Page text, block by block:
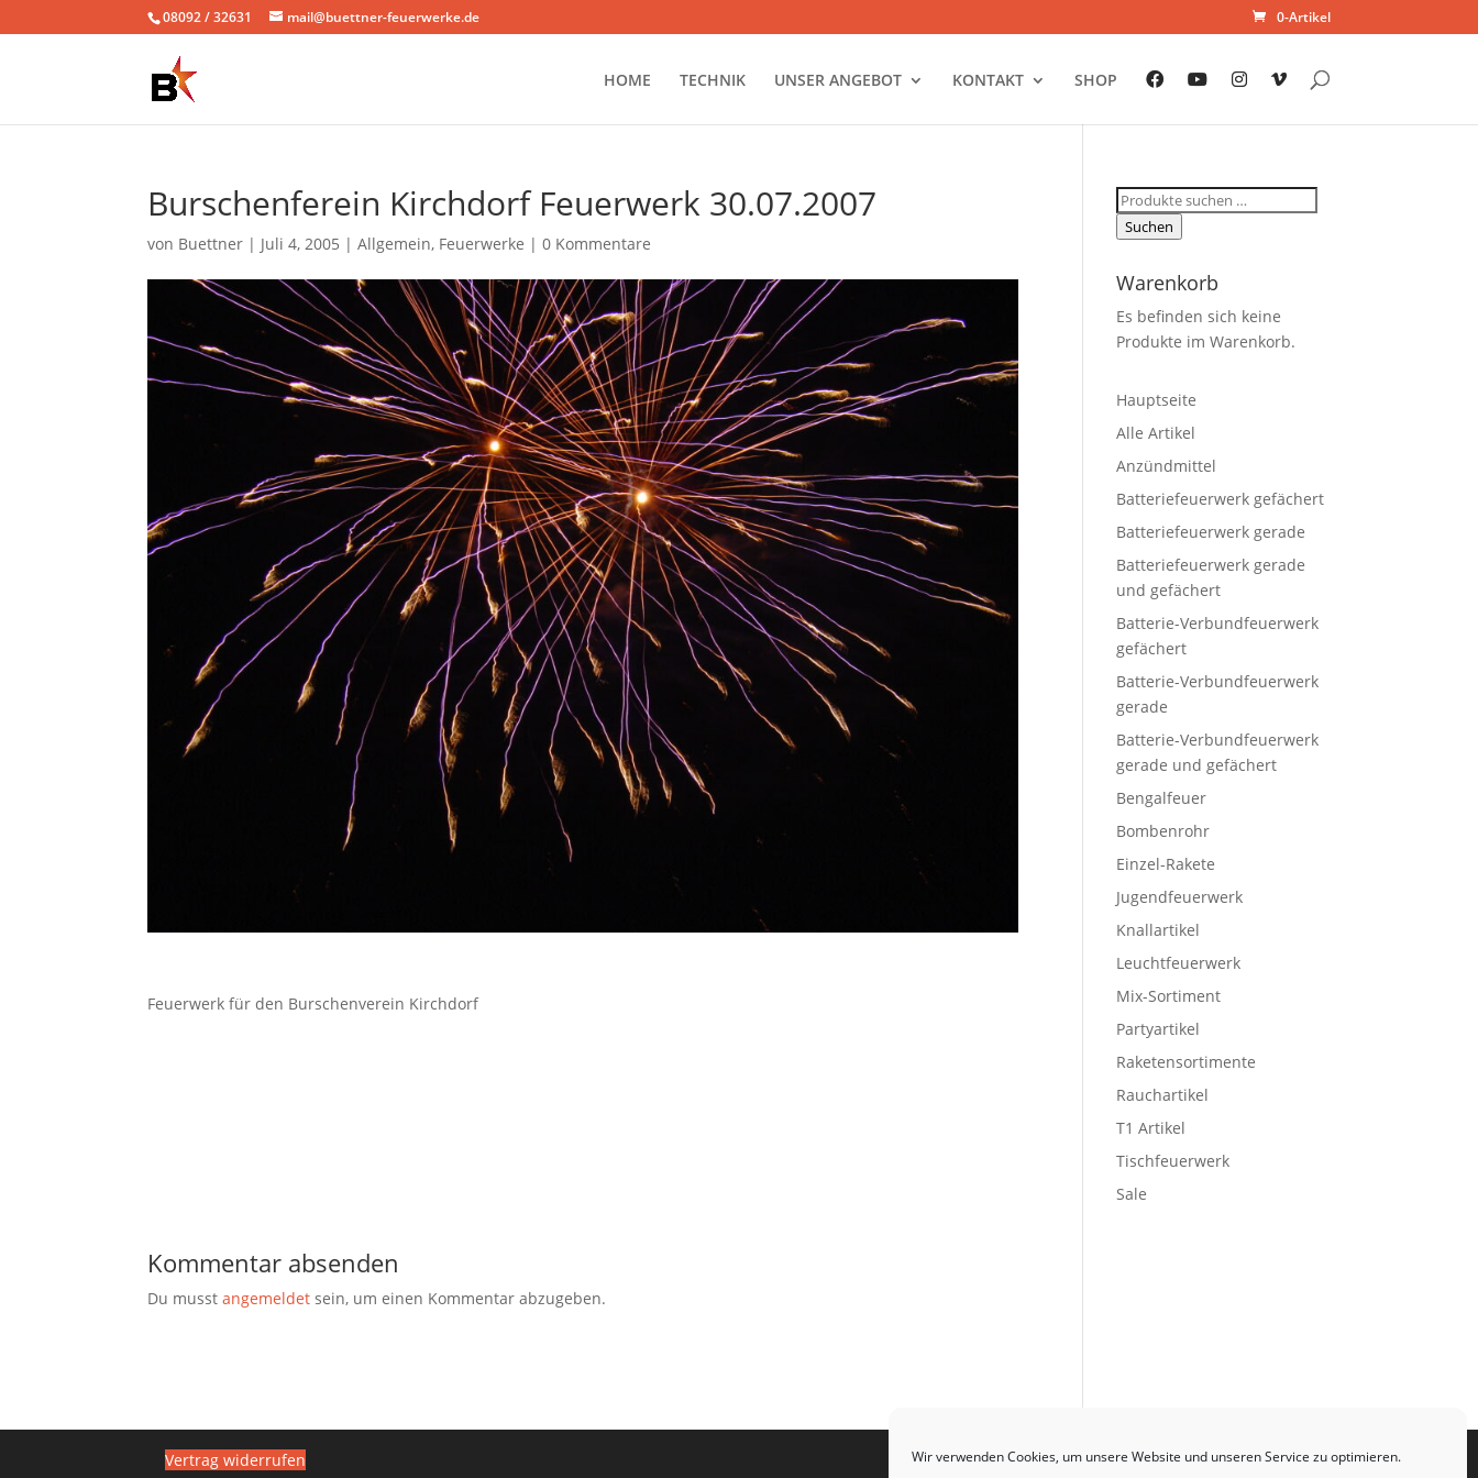
Wir verwenden Cookies, um unsere Website und unseren Service zu optimieren.
08092 / 32631 mail@buettner-feuerwerke.de 0-Artikel
HOME TECHNIK UNSER ANGEBOT KONTAKT SHOP
Burschenferein Kirchdorf Feuerwerk 30.07.2007
von Buettner | Juli 4, 2005 |Allgemein, Feuerwerke |0 Kommentare
Feuerwerk für den Burschenverein Kirchdorf
Kommentar absenden
Du musstangemeldet sein, um einen Kommentar abzugeben.
Suchen
nach:
Suchen
Warenkorb
Es befinden sich keine
Produkte im Warenkorb.
Hauptseite
Alle Artikel
Anzündmittel
Batteriefeuerwerk gefächert
Batteriefeuerwerk gerade
Batteriefeuerwerk gerade
und gefächert
Batterie-Verbundfeuerwerk
gefächert
Batterie-Verbundfeuerwerk
gerade
Batterie-Verbundfeuerwerk
gerade und gefächert
Bengalfeuer
Bombenrohr
Einzel-Rakete
Jugendfeuerwerk
Knallartikel
Leuchtfeuerwerk
Mix-Sortiment
Partyartikel
Raketensortimente
Rauchartikel
T1 Artikel
Tischfeuerwerk
Sale
Vertrag widerrufen